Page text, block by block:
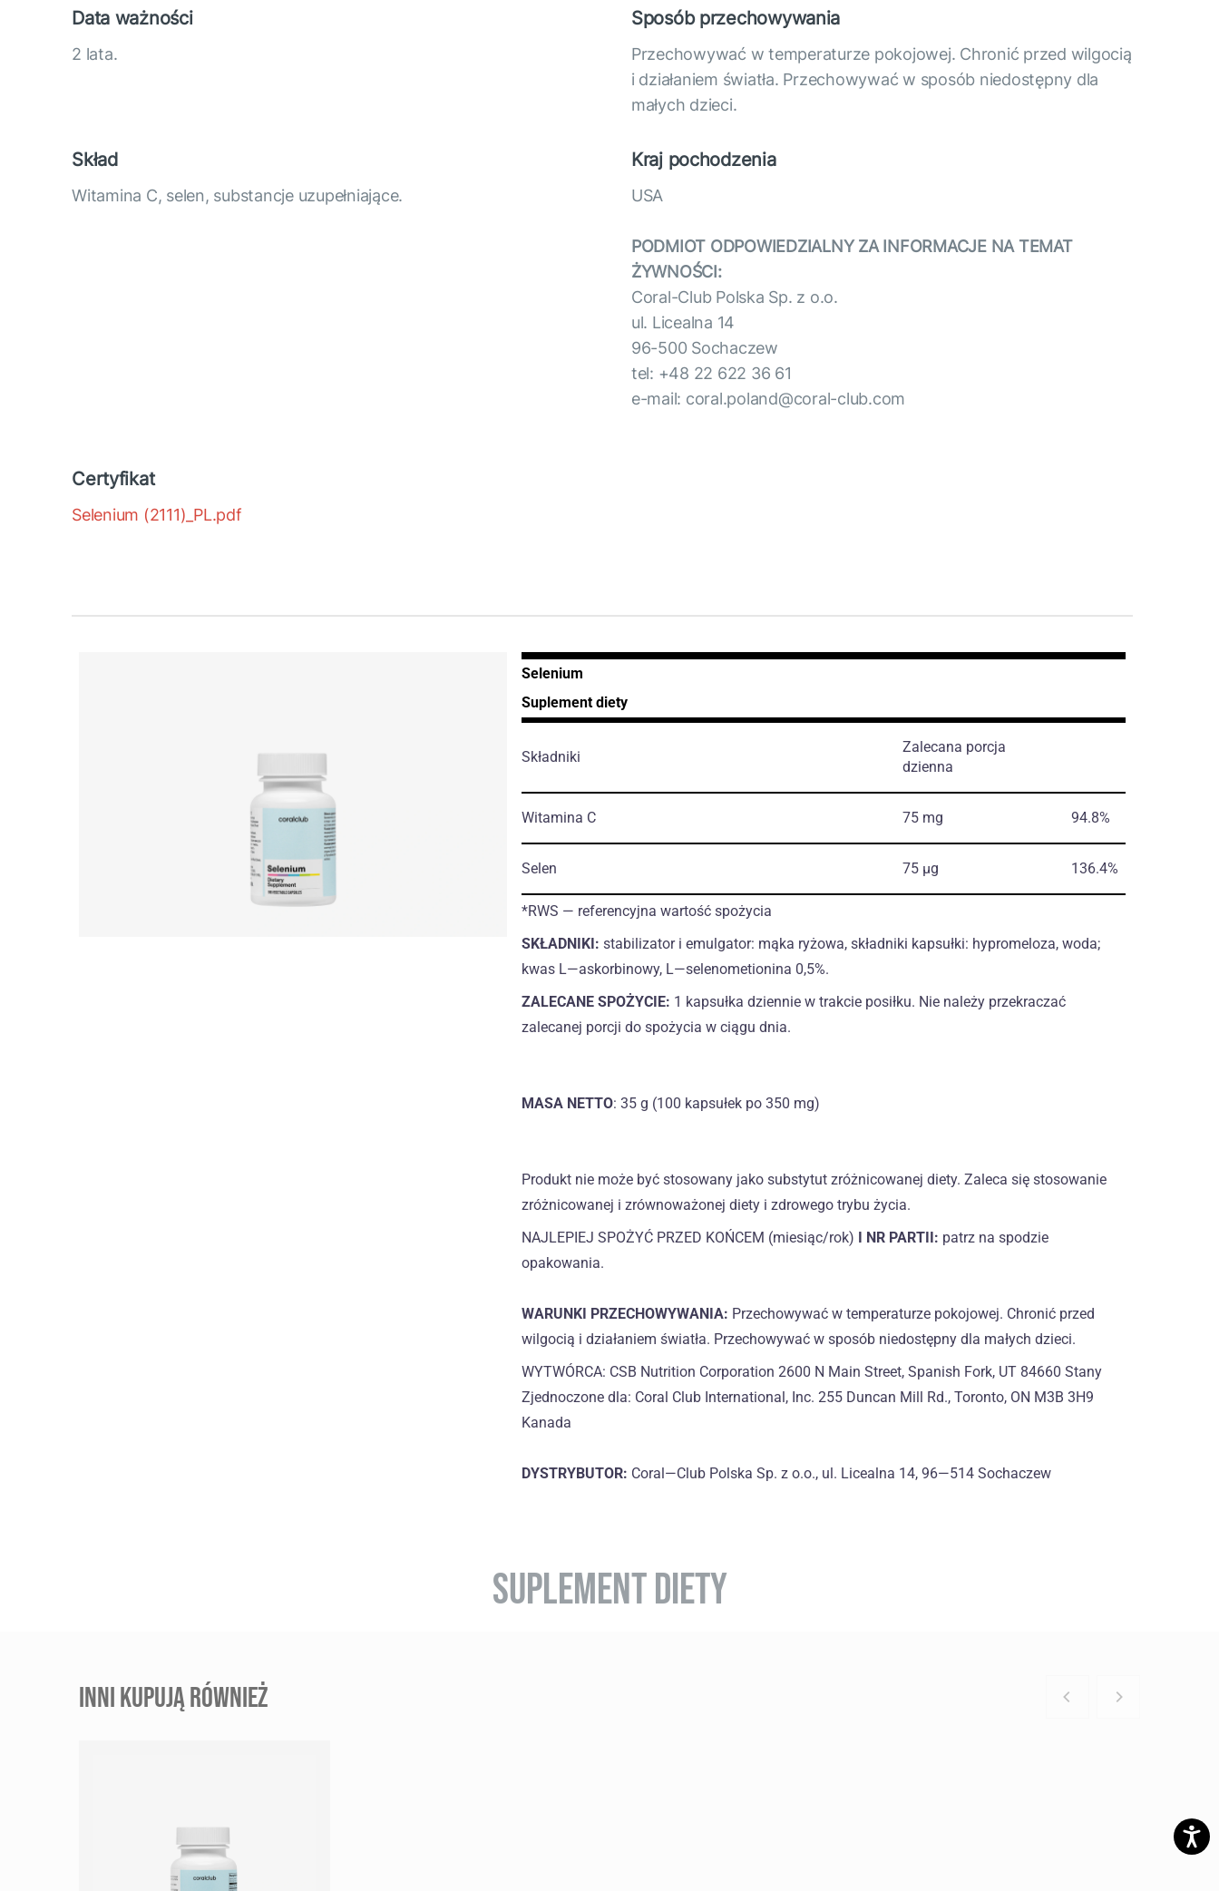
Data ważności
2 lata.
Sposób przechowywania
Przechowywać w temperaturze pokojowej. Chronić przed wilgocią
i działaniem światła. Przechowywać w sposób niedostępny dla
małych dzieci.
Skład
Witamina C, selen, substancje uzupełniające.
Kraj pochodzenia
USA
PODMIOT ODPOWIEDZIALNY ZA INFORMACJE NA TEMAT
ŻYWNOŚCI:
Coral-Club Polska Sp. z o.o.
ul. Licealna 14
96-500 Sochaczew
tel: +48 22 622 36 61
e-mail: coral.poland@coral-club.com
Certyfikat
Selenium (2111)_PL.pdf
Selenium
Suplement diety
Składniki
Zalecana porcja
dzienna
Witamina C 75 mg 94.8%
Selen 75 µg 136.4%
*RWS — referencyjna wartość spożycia
SKŁADNIKI: stabilizator i emulgator: mąka ryżowa, składniki kapsułki: hypromeloza, woda;
kwas L—askorbinowy, L—selenometionina 0,5%.
ZALECANE SPOŻYCIE: 1 kapsułka dziennie w trakcie posiłku. Nie należy przekraczać
zalecanej porcji do spożycia w ciągu dnia.
MASA NETTO: 35 g (100 kapsułek po 350 mg)
Produkt nie może być stosowany jako substytut zróżnicowanej diety. Zaleca się stosowanie
zróżnicowanej i zrównoważonej diety i zdrowego trybu życia.
NAJLEPIEJ SPOŻYĆ PRZED KOŃCEM (miesiąc/rok) I NR PARTII: patrz na spodzie
opakowania.
WARUNKI PRZECHOWYWANIA: Przechowywać w temperaturze pokojowej. Chronić przed
wilgocią i działaniem światła. Przechowywać w sposób niedostępny dla małych dzieci.
WYTWÓRCA: CSB Nutrition Corporation 2600 N Main Street, Spanish Fork, UT 84660 Stany
Zjednoczone dla: Coral Club International, Inc. 255 Duncan Mill Rd., Toronto, ON M3B 3H9
Kanada
DYSTRYBUTOR: Coral—Club Polska Sp. z o.o., ul. Licealna 14, 96—514 Sochaczew
SUPLEMENT DIETY
INNI KUPUJĄ RÓWNIEŻ